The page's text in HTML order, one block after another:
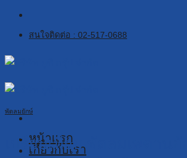
Skip
contentสนใจติดต่อ : 02-517-0688
หน้าแรก
เกี่ยวกับเรา
พัดลมยักษ์
เปรียบเทียบ พัดลมเพดานยั